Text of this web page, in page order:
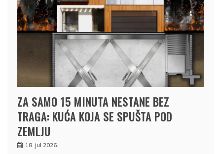
ZA SAMO 15 MINUTA NESTANE BEZ
TRAGA: KUĆA KOJA SE SPUŠTA POD
ZEMLJU
18. jul 2026.